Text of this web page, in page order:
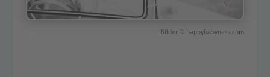
Bilder© happybabyness.com